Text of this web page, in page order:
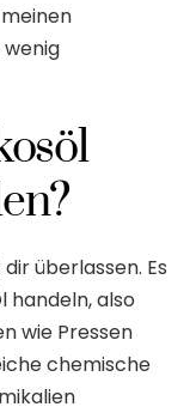
überlassen. Es
handeln, also
wie Pressen
chemische